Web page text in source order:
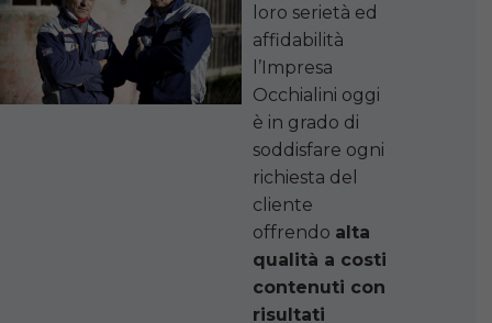
loro serietà ed
affidabilità
l’Impresa
Occhialini oggi
è in grado di
soddisfare ogni
richiesta del
cliente
offrendo alta
qualità a costi
contenuti con
risultati